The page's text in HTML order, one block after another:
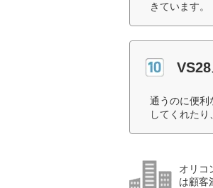
きています。
通うのに便利
してくれたり
オリコ
は顧客